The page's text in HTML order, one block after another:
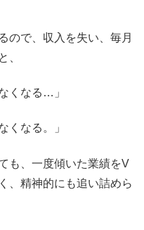
ので、収入を失い、毎月
、
くなる…」
くなる。」
も、一度傾いた業績をV
、精神的にも追い詰めら